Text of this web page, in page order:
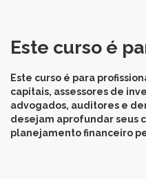
Este curso é
Este curso é para
capitais, assessores de
advogados, auditores e
desejam aprofundar seus
planejamento financeiro